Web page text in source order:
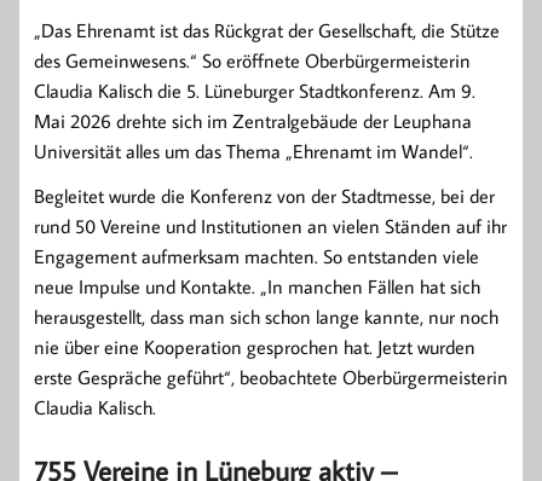
„Das Ehrenamt ist das Rückgrat der Gesellschaft, die Stütze
des Gemeinwesens.“ So eröffnete Oberbürgermeisterin
Claudia Kalisch die 5. Lüneburger Stadtkonferenz. Am 9.
Mai 2026 drehte sich im Zentralgebäude der Leuphana
Universität alles um das Thema „Ehrenamt im Wandel“.
Begleitet wurde die Konferenz von der Stadtmesse, bei der
rund 50 Vereine und Institutionen an vielen Ständen auf ihr
Engagement aufmerksam machten. So entstanden viele
neue Impulse und Kontakte. „In manchen Fällen hat sich
herausgestellt, dass man sich schon lange kannte, nur noch
nie über eine Kooperation gesprochen hat. Jetzt wurden
erste Gespräche geführt“, beobachtete Oberbürgermeisterin
Claudia Kalisch.
755 Vereine in Lüneburg aktiv –